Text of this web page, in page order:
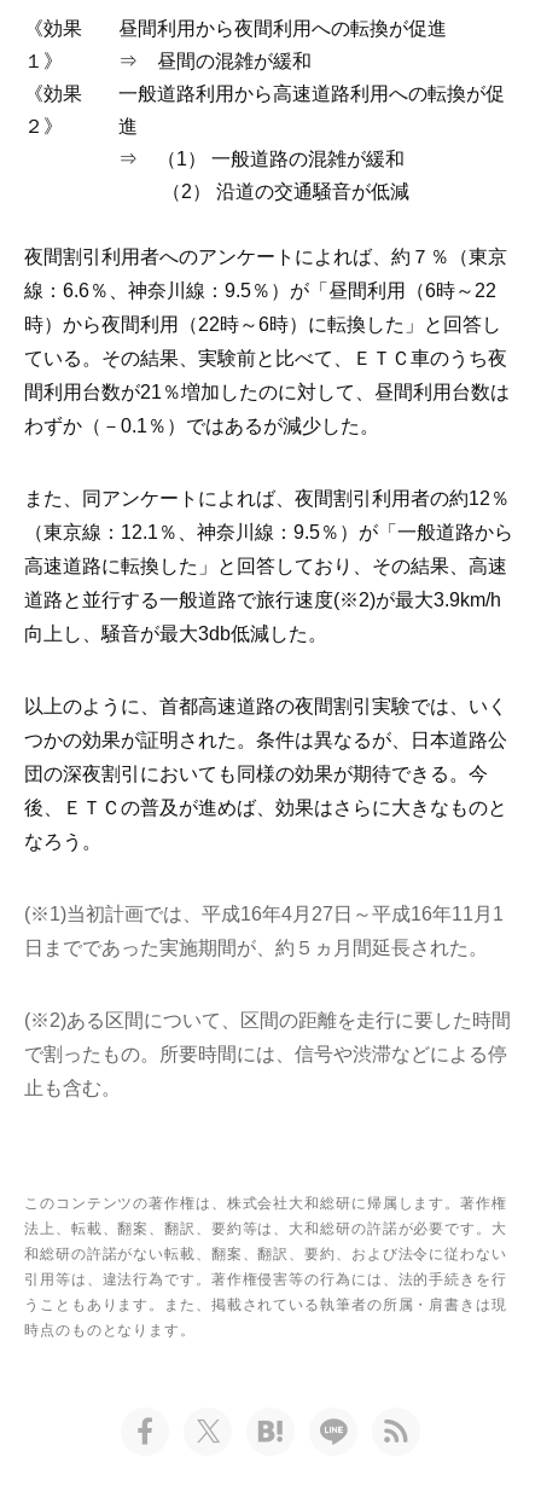
《効果
１》
昼間利用から夜間利用への転換が促進
⇒ 昼間の混雑が緩和
《効果
２》
一般道路利用から高速道路利用への転換が促
進
⇒ （1） 一般道路の混雑が緩和
（2） 沿道の交通騒音が低減
夜間割引利用者へのアンケートによれば、約７％（東京
線：6.6％、神奈川線：9.5％）が「昼間利用（6時～22
時）から夜間利用（22時～6時）に転換した」と回答し
ている。その結果、実験前と比べて、ＥＴＣ車のうち夜
間利用台数が21％増加したのに対して、昼間利用台数は
わずか（－0.1％）ではあるが減少した。
また、同アンケートによれば、夜間割引利用者の約12％
（東京線：12.1％、神奈川線：9.5％）が「一般道路から
高速道路に転換した」と回答しており、その結果、高速
道路と並行する一般道路で旅行速度(※2)が最大3.9km/h
向上し、騒音が最大3db低減した。
以上のように、首都高速道路の夜間割引実験では、いく
つかの効果が証明された。条件は異なるが、日本道路公
団の深夜割引においても同様の効果が期待できる。今
後、ＥＴＣの普及が進めば、効果はさらに大きなものと
なろう。
(※1)当初計画では、平成16年4月27日～平成16年11月1
日までであった実施期間が、約５ヵ月間延長された。
(※2)ある区間について、区間の距離を走行に要した時間
で割ったもの。所要時間には、信号や渋滞などによる停
止も含む。
このコンテンツの著作権は、株式会社大和総研に帰属します。著作権
法上、転載、翻案、翻訳、要約等は、大和総研の許諾が必要です。大
和総研の許諾がない転載、翻案、翻訳、要約、および法令に従わない
引用等は、違法行為です。著作権侵害等の行為には、法的手続きを行
うこともあります。また、掲載されている執筆者の所属・肩書きは現
時点のものとなります。